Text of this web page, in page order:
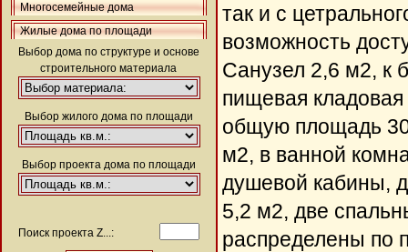
так и с
возможность
Санузел 2,6 м2, к
пищевая
общую площадь
м2, в ванной
душевой кабины,
5,2 м2, две
распределены по
Многосемейные дома
Жилые дома по площади
Выбор дома по структуре и основе
строительного материала
Выбор жилого дома по площади
Выбор проекта дома по площади
Поиск проекта Z...: